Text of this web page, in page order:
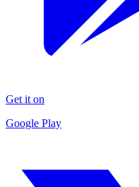
Get it on
Google Play